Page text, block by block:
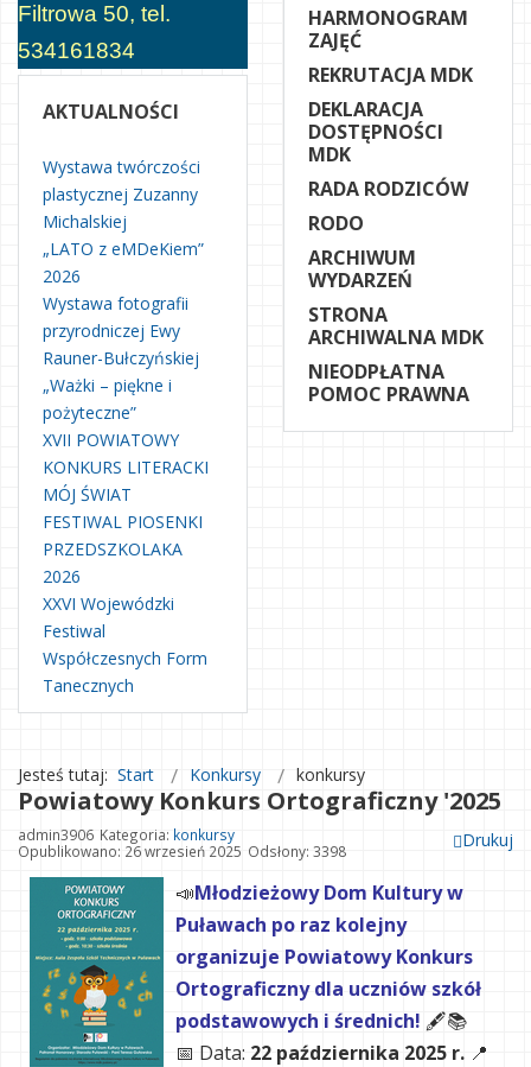
Filtrowa 50, tel.
534161834
AKTUALNOŚCI
Wystawa twórczości
plastycznej Zuzanny
Michalskiej
„LATO z eMDeKiem”
2026
Wystawa fotografii
przyrodniczej Ewy
Rauner-Bułczyńskiej
„Ważki – piękne i
pożyteczne”
XVII POWIATOWY
KONKURS LITERACKI
MÓJ ŚWIAT
FESTIWAL PIOSENKI
PRZEDSZKOLAKA
2026
XXVI Wojewódzki
Festiwal
Współczesnych Form
Tanecznych
HARMONOGRAM
ZAJĘĆ
REKRUTACJA MDK
DEKLARACJA
DOSTĘPNOŚCI
MDK
RADA RODZICÓW
RODO
ARCHIWUM
WYDARZEŃ
STRONA
ARCHIWALNA MDK
NIEODPŁATNA
POMOC PRAWNA
Jesteś tutaj: Start Konkursy konkursy
Powiatowy Konkurs Ortograficzny '2025
Drukuj
admin3906 Kategoria: konkursy
Opublikowano: 26 wrzesień 2025 Odsłony: 3398
📣Młodzieżowy Dom Kultury w
Puławach po raz kolejny
organizuje Powiatowy Konkurs
Ortograficzny dla uczniów szkół
podstawowych i średnich! 🖋️📚
📅 Data: 22 października 2025 r. 📍